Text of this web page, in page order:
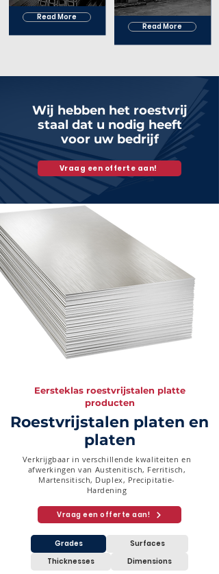
Read More
Read More
Wij hebben het roestvrij
staal dat u nodig heeft
voor uw bedrijf
Vraag een offerte aan!
Eersteklas roestvrijstalen platte
producten
Roestvrijstalen platen en
platen
Verkrijgbaar in verschillende kwaliteiten en
afwerkingen van Austenitisch, Ferritisch,
Martensitisch, Duplex, Precipitatie-
Hardening
Vraag een offerte aan!
Grades
Surfaces
Thicknesses
Dimensions